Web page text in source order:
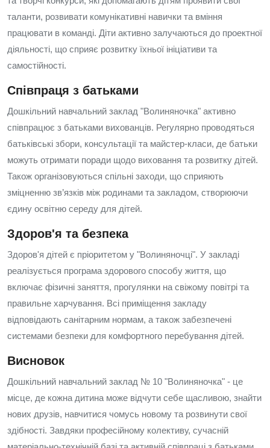
таланти, розвивати комунікативні навички та вміння
працювати в команді. Діти активно залучаються до проектної
діяльності, що сприяє розвитку їхньої ініціативи та
самостійності.
Співпраця з батьками
Дошкільний навчальний заклад "Волиняночка" активно
співпрацює з батьками вихованців. Регулярно проводяться
батьківські збори, консультації та майстер-класи, де батьки
можуть отримати поради щодо виховання та розвитку дітей.
Також організовуються спільні заходи, що сприяють
зміцненню зв’язків між родинами та закладом, створюючи
єдину освітню середу для дітей.
Здоров'я та безпека
Здоров'я дітей є пріоритетом у "Волиняночці". У закладі
реалізується програма здорового способу життя, що
включає фізичні заняття, прогулянки на свіжому повітрі та
правильне харчування. Всі приміщення закладу
відповідають санітарним нормам, а також забезпечені
системами безпеки для комфортного перебування дітей.
Висновок
Дошкільний навчальний заклад № 10 "Волиняночка" - це
місце, де кожна дитина може відчути себе щасливою, знайти
нових друзів, навчитися чомусь новому та розвинути свої
здібності. Завдяки професійному колективу, сучасній